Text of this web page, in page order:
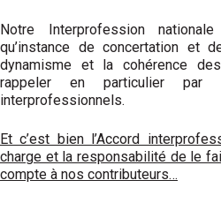
Notre Interprofession
qu’instance de concertation et
dynamisme et la cohérence
rappeler en particulier par
interprofessionnels.
Et c’est bien l’Accord
charge et la responsabilité de le
compte à nos contributeurs…